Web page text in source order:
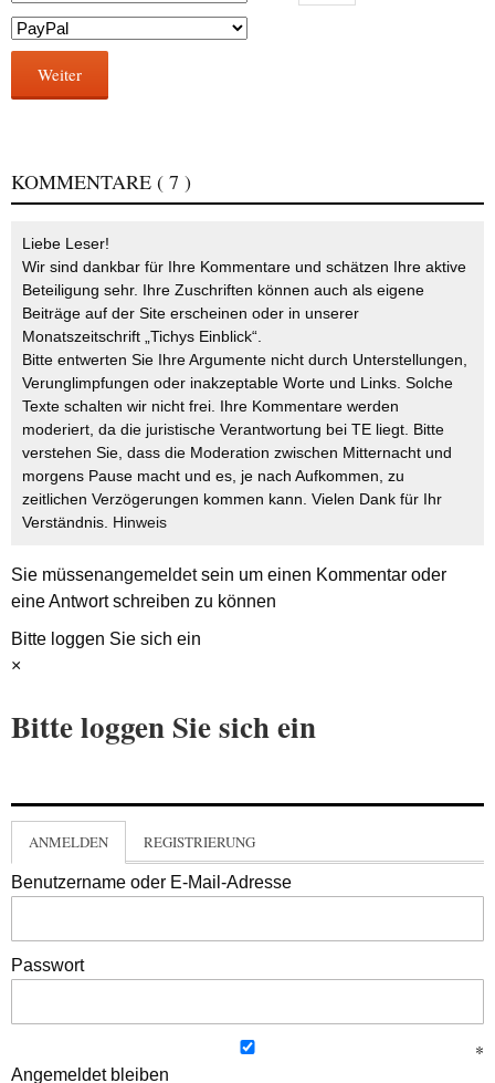
Weiter
KOMMENTARE ( 7 )
Liebe Leser!
Wir sind dankbar für Ihre Kommentare und schätzen Ihre aktive
Beteiligung sehr. Ihre Zuschriften können auch als eigene
Beiträge auf der Site erscheinen oder in unserer
Monatszeitschrift „Tichys Einblick“.
Bitte entwerten Sie Ihre Argumente nicht durch Unterstellungen,
Verunglimpfungen oder inakzeptable Worte und Links. Solche
Texte schalten wir nicht frei. Ihre Kommentare werden
moderiert, da die juristische Verantwortung bei TE liegt. Bitte
verstehen Sie, dass die Moderation zwischen Mitternacht und
morgens Pause macht und es, je nach Aufkommen, zu
zeitlichen Verzögerungen kommen kann. Vielen Dank für Ihr
Verständnis. Hinweis
Sie müssenangemeldetsein um einen Kommentar oder
eine Antwort schreiben zu können
Bitte loggen Sie sich ein
×
Bitte loggen Sie sich ein
ANMELDEN REGISTRIERUNG
Benutzername oder E-Mail-Adresse
Passwort
Angemeldet bleiben